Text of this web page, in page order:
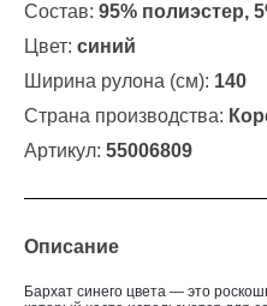
Состав: 95% полиэстер,
Цвет: синий
Ширина рулона (см): 140
Страна производства:
Артикул: 55006809
Описание
Бархат синего цвета — это